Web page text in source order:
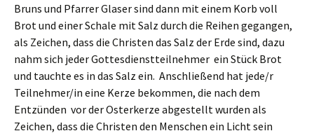
Bruns und Pfarrer Glaser sind dann mit einem Korb voll
Brot und einer Schale mit Salz durch die Reihen gegangen,
als Zeichen, dass die Christen das Salz der Erde sind, dazu
nahm sich jeder Gottesdienstteilnehmer ein Stück Brot
und tauchte es in das Salz ein. Anschließend hat jede/r
Teilnehmer/in eine Kerze bekommen, die nach dem
Entzünden vor der Osterkerze abgestellt wurden als
Zeichen, dass die Christen den Menschen ein Licht sein